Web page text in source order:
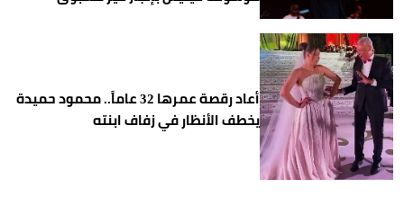
أعاد رقصة عمرها 32 عاماً.. محمود حميدة
يخطف الأنظار في زفاف ابنته